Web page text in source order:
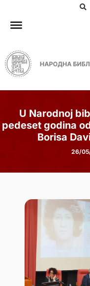
U Narodnoj
pedeset godina
Borisa
26/